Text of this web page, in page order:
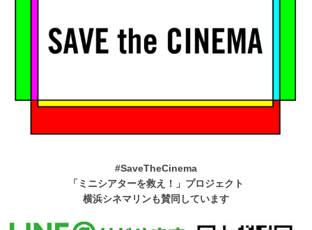
#SaveTheCinema
「ミニシアターを救え！」プロジェクト
横浜シネマリンも賛同しています